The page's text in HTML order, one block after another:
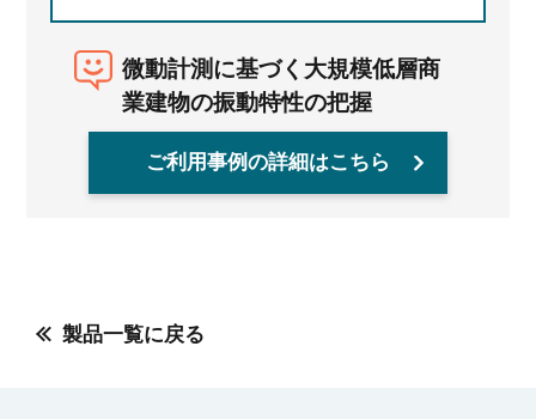
微動計測に基づく大規模低層商
業建物の振動特性の把握
ご利用事例の詳細はこちら
製品一覧に戻る